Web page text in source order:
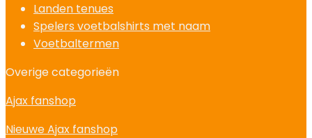
Landen tenues
Spelers voetbalshirts met naam
Voetbaltermen
Overige categorieën
Ajax fanshop
Nieuwe Ajax fanshop